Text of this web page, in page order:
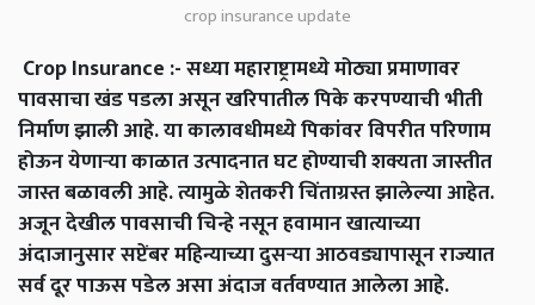
crop insurance update
Crop Insurance :- सध्या महाराष्ट्रामध्ये मोठ्या प्रमाणावर
पावसाचा खंड पडला असून खरिपातील पिके करपण्याची भीती
निर्माण झाली आहे. या कालावधीमध्ये पिकांवर विपरीत परिणाम
होऊन येणाऱ्या काळात उत्पादनात घट होण्याची शक्यता जास्तीत
जास्त बळावली आहे. त्यामुळे शेतकरी चिंताग्रस्त झालेल्या आहेत.
अजून देखील पावसाची चिन्हे नसून हवामान खात्याच्या
अंदाजानुसार सप्टेंबर महिन्याच्या दुसऱ्या आठवड्यापासून राज्यात
सर्व दूर पाऊस पडेल असा अंदाज वर्तवण्यात आलेला आहे.